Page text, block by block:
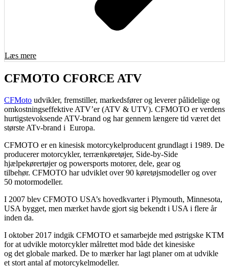
Læs mere
CFMOTO CFORCE ATV
CFMoto udvikler, fremstiller, markedsfører og leverer pålidelige og
omkostningseffektive ATV’er (ATV & UTV). CFMOTO er verdens
hurtigstevoksende ATV-brand og har gennem længere tid været det
største ATv-brand i Europa.
CFMOTO er en kinesisk motorcykelproducent grundlagt i 1989. De
producerer motorcykler, terrænkøretøjer, Side-by-Side
hjælpekørertøjer og powersports motorer, dele, gear og
tilbehør. CFMOTO har udviklet over 90 køretøjsmodeller og over
50 motormodeller.
I 2007 blev CFMOTO USA’s hovedkvarter i Plymouth, Minnesota,
USA bygget, men mærket havde gjort sig bekendt i USA i flere år
inden da.
I oktober 2017 indgik CFMOTO et samarbejde med østrigske KTM
for at udvikle motorcyklermålrettet mod både det kinesiske
og det globale marked. De to mærker har lagt planer om at udvikle
et stort antal afmotorcykelmodeller.